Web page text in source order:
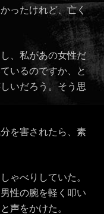
ったけれど、亡く
、私があの女性だ
いるのですか、と
いだろう。そう思
を害されたら、素
ゃべりしていた。
性の腕を軽く叩い
声をかけた。